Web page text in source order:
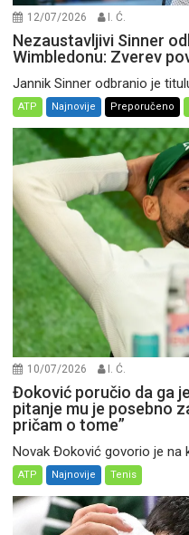
12/07/2026 I. Ć.
Nezaustavljivi Sinner
Wimbledonu: Zverev
Jannik Sinner odbranio je
ATP Najnovije Preporučeno
10/07/2026 I. Ć.
Đoković poručio da ga
pitanje mu je posebno
pričam o tome”
Novak Đoković govorio je na
ATP Najnovije Tenis